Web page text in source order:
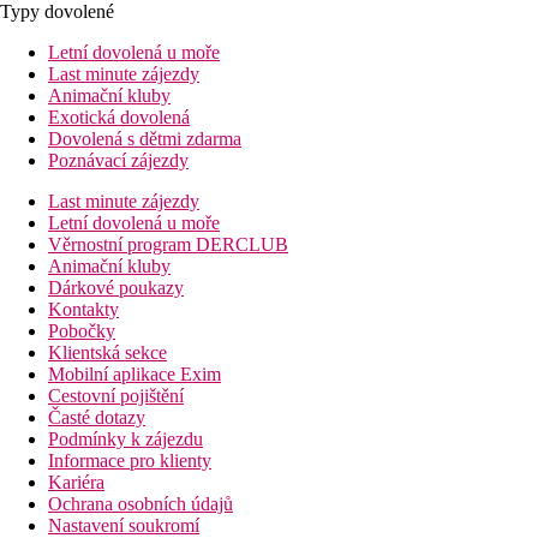
Typy dovolené
Letní dovolená u moře
Last minute zájezdy
Animační kluby
Exotická dovolená
Dovolená s dětmi zdarma
Poznávací zájezdy
Last minute zájezdy
Letní dovolená u moře
Věrnostní program DERCLUB
Animační kluby
Dárkové poukazy
Kontakty
Pobočky
Klientská sekce
Mobilní aplikace Exim
Cestovní pojištění
Časté dotazy
Podmínky k zájezdu
Informace pro klienty
Kariéra
Ochrana osobních údajů
Nastavení soukromí